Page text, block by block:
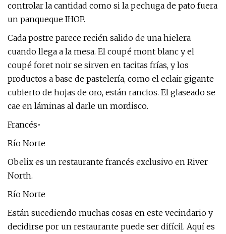
controlar la cantidad como si la pechuga de pato fuera
un panqueque IHOP.
Cada postre parece recién salido de una hielera
cuando llega a la mesa. El coupé mont blanc y el
coupé foret noir se sirven en tacitas frías, y los
productos a base de pastelería, como el eclair gigante
cubierto de hojas de oro, están rancios. El glaseado se
cae en láminas al darle un mordisco.
Francés•
Río Norte
Obelix es un restaurante francés exclusivo en River
North.
Río Norte
Están sucediendo muchas cosas en este vecindario y
decidirse por un restaurante puede ser difícil. Aquí es